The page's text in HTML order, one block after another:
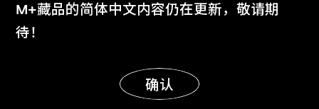
体验。
了解更多
明白
M+藏品的简体中文内容仍在更新，敬请期
待！
确认
显示更多